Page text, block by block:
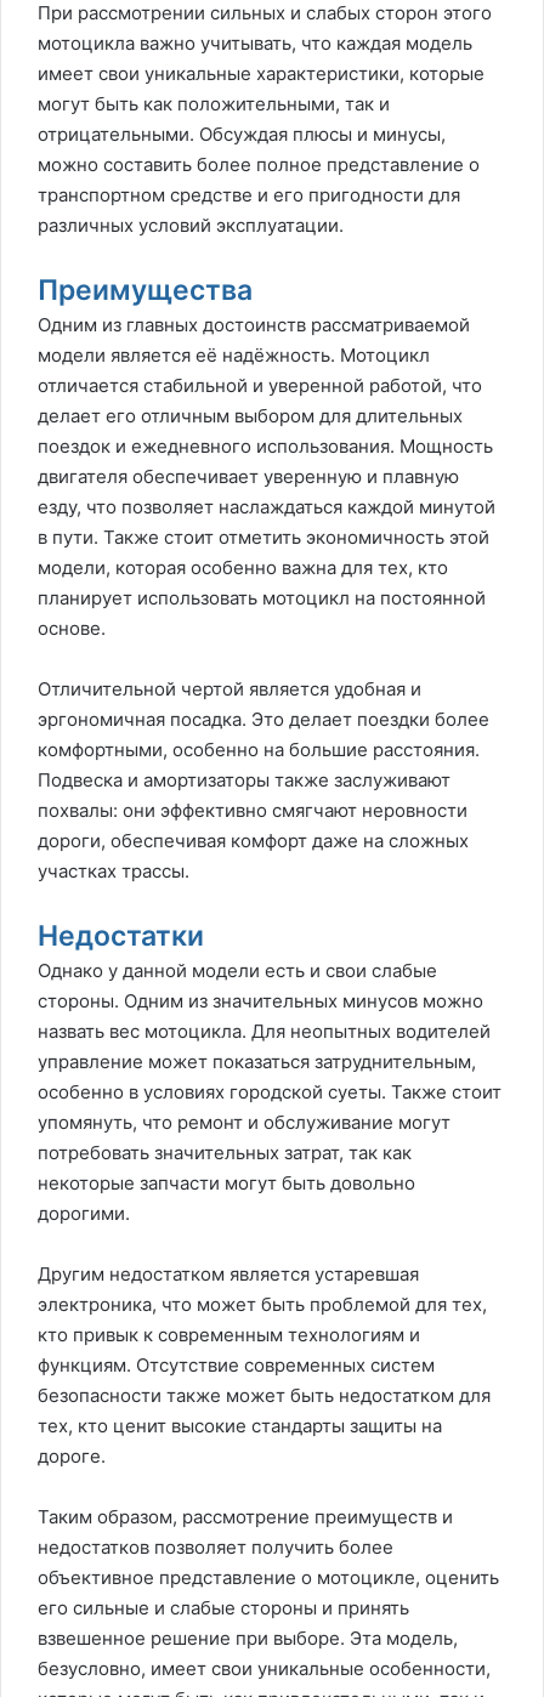
При рассмотрении сильных и слабых сторон этого
мотоцикла важно учитывать, что каждая модель
имеет свои уникальные характеристики, которые
могут быть как положительными, так и
отрицательными. Обсуждая плюсы и минусы,
можно составить более полное представление о
транспортном средстве и его пригодности для
различных условий эксплуатации.
Преимущества
Одним из главных достоинств рассматриваемой
модели является её надёжность. Мотоцикл
отличается стабильной и уверенной работой, что
делает его отличным выбором для длительных
поездок и ежедневного использования. Мощность
двигателя обеспечивает уверенную и плавную
езду, что позволяет наслаждаться каждой минутой
в пути. Также стоит отметить экономичность этой
модели, которая особенно важна для тех, кто
планирует использовать мотоцикл на постоянной
основе.
Отличительной чертой является удобная и
эргономичная посадка. Это делает поездки более
комфортными, особенно на большие расстояния.
Подвеска и амортизаторы также заслуживают
похвалы: они эффективно смягчают неровности
дороги, обеспечивая комфорт даже на сложных
участках трассы.
Недостатки
Однако у данной модели есть и свои слабые
стороны. Одним из значительных минусов можно
назвать вес мотоцикла. Для неопытных водителей
управление может показаться затруднительным,
особенно в условиях городской суеты. Также стоит
упомянуть, что ремонт и обслуживание могут
потребовать значительных затрат, так как
некоторые запчасти могут быть довольно
дорогими.
Другим недостатком является устаревшая
электроника, что может быть проблемой для тех,
кто привык к современным технологиям и
функциям. Отсутствие современных систем
безопасности также может быть недостатком для
тех, кто ценит высокие стандарты защиты на
дороге.
Таким образом, рассмотрение преимуществ и
недостатков позволяет получить более
объективное представление о мотоцикле, оценить
его сильные и слабые стороны и принять
взвешенное решение при выборе. Эта модель,
безусловно, имеет свои уникальные особенности,